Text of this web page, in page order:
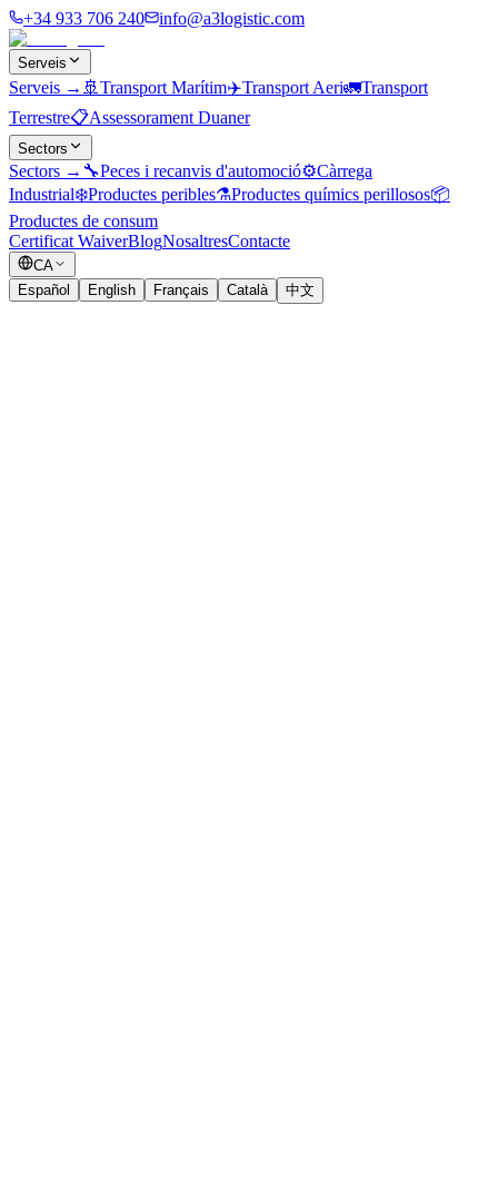
+34 933 706 240 info@a3logistic.com
Serveis
Serveis → 🚢 Transport Marítim✈️Transport Aeri🚛Transport
Terrestre📋Assessorament Duaner
Sectors
Sectors → 🔧Peces i recanvis d'automoció⚙️Càrrega
Industrial❄️Productes peribles⚗️Productes químics perillosos📦
Productes de consum
Certificat WaiverBlogNosaltresContacte
CA
Español
English Français Català 中文